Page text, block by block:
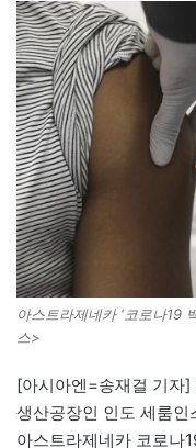
아스트라제네카 ‘코로나19
스>
[아시아엔=송재걸 기자]
생산공장인 인도 세룸
아스트라제네카 코로나